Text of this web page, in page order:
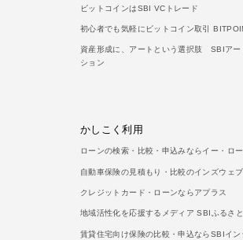
ビットコインはSBI VCトレード
初心者でも気軽にビットコイン取引
資産形成に、アートという選択肢 SBIアー
ション
かしこく利用
ローンの検索・比較・申込みならイー・ロ
自動車保険の見積もり・比較のインズウェブ
クレジットカード・ローンならアプラス
地域活性化を応援するメディア SBIふるさ
賃貸住宅向け保険の比較・申込ならSBIイン